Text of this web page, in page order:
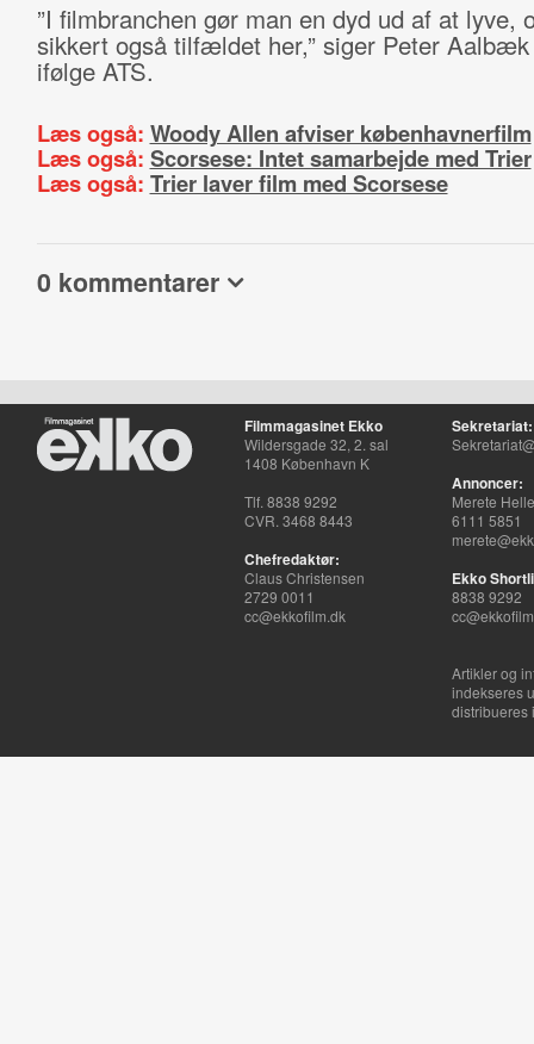
”I filmbranchen gør man en dyd ud af at lyve,
sikkert også tilfældet her,” siger Peter Aalbæk
ifølge ATS.
Læs også: Woody Allen afviser københavnerfilm
Læs også: Scorsese: Intet samarbejde med Trier
Læs også: Trier laver film med Scorsese
0 kommentarer
Filmmagasinet Ekko
Wildersgade 32, 2. sal
1408 København K
Tlf. 8838 9292
CVR. 3468 8443
Chefredaktør:
Claus Christensen
2729 0011
cc@ekkofilm.dk
Sekretariat:
Annoncer:
Merete
6111 5851
Ekko
8838 9292
Artikler og
indekseres
distribueres